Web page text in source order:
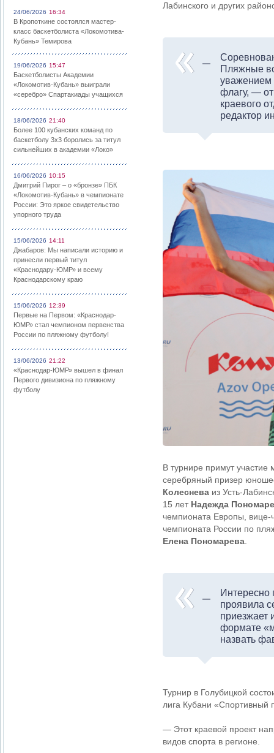
24/06/2026 16:34
В Кропоткине состоялся мастер-
класс баскетболиста «Локомотива-
Кубань» Темирова
19/06/2026 15:47
Баскетболисты Академии
«Локомотив-Кубань» выиграли
«серебро» Спартакиады учащихся
18/06/2026 21:40
Более 100 кубанских команд по
баскетболу 3х3 боролись за титул
сильнейших в академии «Локо»
16/06/2026 10:15
Дмитрий Пирог – о «бронзе» ПБК
«Локомотив-Кубань» в чемпионате
России: Это яркое свидетельство
упорного труда
15/06/2026 14:11
Джабаров: Мы написали историю и
принесли первый титул
«Краснодару-ЮМР» и всему
Краснодарскому краю
15/06/2026 12:39
Первые на Первом: «Краснодар-
ЮМР» стал чемпионом первенства
России по пляжному футболу!
13/06/2026 21:22
«Краснодар-ЮМР» вышел в финал
Первого дивизиона по пляжному
футболу
Лабинского и других
Пляжные
уважением
флагу, —
краевого
редактор
В турнире примут
серебряный призер
Колеснева из Усть-
15 лет Надежда
чемпионата Европы, вице-
чемпионата России по
Елена Пономарева
Интересно
проявила
приезжает
формате
назвать
Турнир в Голубицкой
лига Кубани «Спортивный
— Этот краевой проект
видов спорта в регионе.